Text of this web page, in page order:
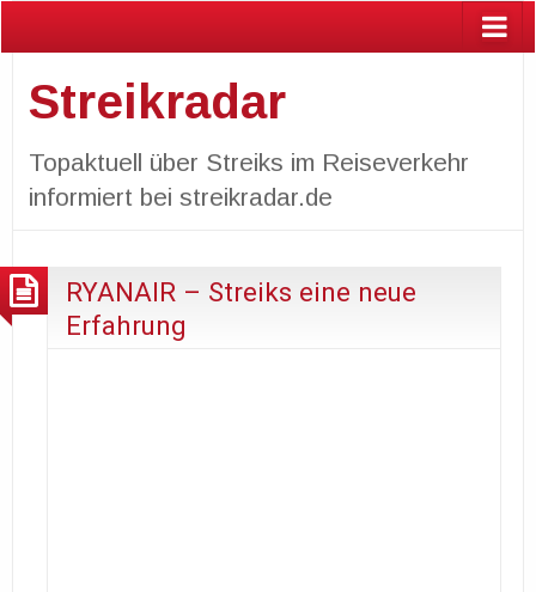
Streikradar
Topaktuell über Streiks im Reiseverkehr
informiert bei streikradar.de
RYANAIR – Streiks eine neue
Erfahrung